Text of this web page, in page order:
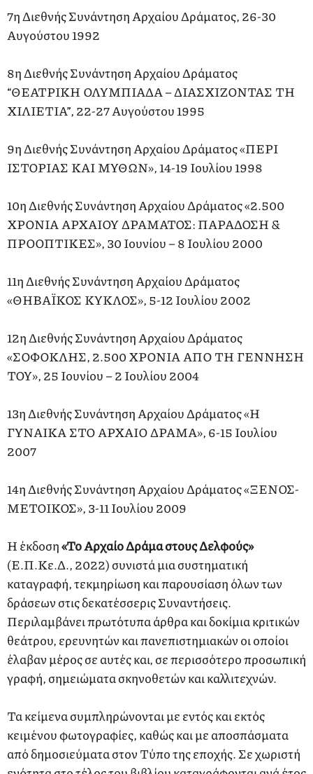
7η Διεθνής Συνάντηση Αρχαίου Δράματος, 26-30
Αυγούστου 1992
8η Διεθνής Συνάντηση Αρχαίου Δράματος
“ΘΕΑΤΡΙΚΗ ΟΛΥΜΠΙΑΔΑ – ΔΙΑΣΧΙΖΟΝΤΑΣ ΤΗ
ΧΙΛΙΕΤΙΑ”, 22-27 Αυγούστου 1995
9η Διεθνής Συνάντηση Αρχαίου Δράματος «ΠΕΡΙ
ΙΣΤΟΡΙΑΣ ΚΑΙ ΜΥΘΩΝ», 14-19 Ιουλίου 1998
10η Διεθνής Συνάντηση Αρχαίου Δράματος «2.500
ΧΡΟΝΙΑ ΑΡΧΑΙΟΥ ΔΡΑΜΑΤΟΣ: ΠΑΡΑΔΟΣΗ &
ΠΡΟΟΠΤΙΚΕΣ», 30 Ιουνίου – 8 Ιουλίου 2000
11η Διεθνής Συνάντηση Αρχαίου Δράματος
«ΘΗΒΑΪΚΟΣ ΚΥΚΛΟΣ», 5-12 Ιουλίου 2002
12η Διεθνής Συνάντηση Αρχαίου Δράματος
«ΣΟΦΟΚΛΗΣ, 2.500 ΧΡΟΝΙΑ ΑΠΟ ΤΗ ΓΕΝΝΗΣΗ
ΤΟΥ», 25 Ιουνίου – 2 Ιουλίου 2004
13η Διεθνής Συνάντηση Αρχαίου Δράματος «Η
ΓΥΝΑΙΚΑ ΣΤΟ ΑΡΧΑΙΟ ΔΡΑΜΑ», 6-15 Ιουλίου
2007
14η Διεθνής Συνάντηση Αρχαίου Δράματος «ΞΕΝΟΣ-
ΜΕΤΟΙΚΟΣ», 3-11 Ιουλίου 2009
Η έκδοση«Το Αρχαίο Δράμα στους Δελφούς»
(Ε.Π.Κε.Δ., 2022) συνιστά μια συστηματική
καταγραφή, τεκμηρίωση και παρουσίαση όλων των
δράσεων στις δεκατέσσερις Συναντήσεις.
Περιλαμβάνει πρωτότυπα άρθρα και δοκίμια κριτικών
θεάτρου, ερευνητών και πανεπιστημιακών οι οποίοι
έλαβαν μέρος σε αυτές και, σε περισσότερο προσωπική
γραφή, σημειώματα σκηνοθετών και καλλιτεχνών.
Τα κείμενα συμπληρώνονται με εντός και εκτός
κειμένου φωτογραφίες, καθώς και με αποσπάσματα
από δημοσιεύματα στον Τύπο της εποχής. Σε χωριστή